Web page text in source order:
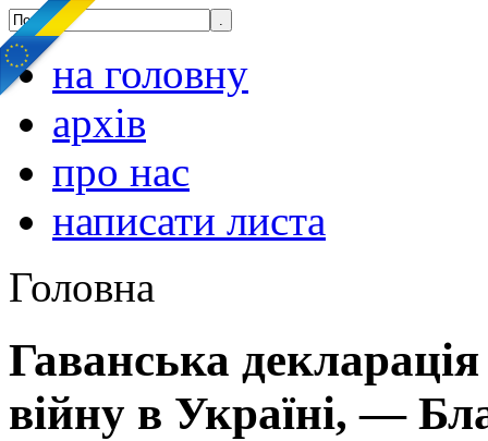
на головну
архів
про нас
написати листа
Головна
Гаванська
війну в Україні, —